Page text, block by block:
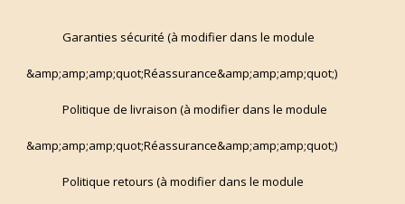
Garanties sécurité (à modifier dans le module
&amp;amp;amp;quot;Réassurance&amp;amp;amp;quot;)
Politique de livraison (à modifier dans le module
&amp;amp;amp;quot;Réassurance&amp;amp;amp;quot;)
Politique retours (à modifier dans le module